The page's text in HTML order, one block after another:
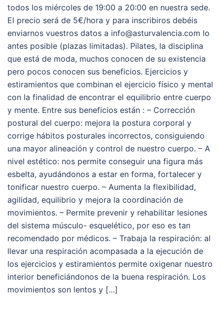
todos los miércoles de 19:00 a 20:00 en nuestra sede.
El precio será de 5€/hora y para inscribiros debéis
enviarnos vuestros datos a info@asturvalencia.com lo
antes posible (plazas limitadas). Pilates, la disciplina
que está de moda, muchos conocen de su existencia
pero pocos conocen sus beneficios. Ejercicios y
estiramientos que combinan el ejercicio físico y mental
con la finalidad de encontrar el equilibrio entre cuerpo
y mente. Entre sus beneficios están : – Corrección
postural del cuerpo: mejora la postura corporal y
corrige hábitos posturales incorrectos, consiguiendo
una mayor alineación y control de nuestro cuerpo. – A
nivel estético: nos permite conseguir una figura más
esbelta, ayudándonos a estar en forma, fortalecer y
tonificar nuestro cuerpo. – Aumenta la flexibilidad,
agilidad, equilibrio y mejora la coordinación de
movimientos. – Permite prevenir y rehabilitar lesiones
del sistema músculo- esquelético, por eso es tan
recomendado por médicos. – Trabaja la respiración: al
llevar una respiración acompasada a la ejecución de
los ejercicios y estiramientos permite oxigenar nuestro
interior beneficiándonos de la buena respiración. Los
movimientos son lentos y […]